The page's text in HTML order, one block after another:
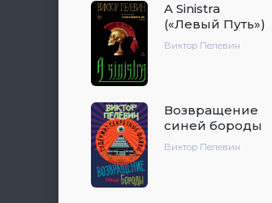
A Sinistra
(«Левый Путь»)
Виктор Пелевин
Возвращение
синей бороды
Виктор Пелевин